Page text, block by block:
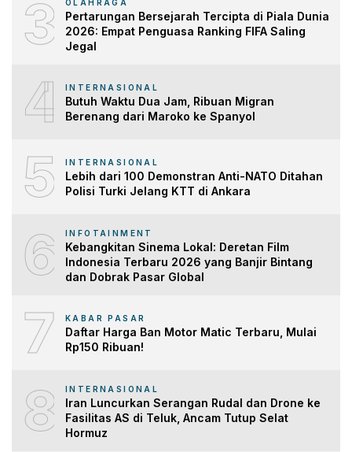
3 OLAHRAGA
Pertarungan Bersejarah Tercipta di Piala Dunia
2026: Empat Penguasa Ranking FIFA Saling
Jegal
4 INTERNASIONAL
Butuh Waktu Dua Jam, Ribuan Migran
Berenang dari Maroko ke Spanyol
5 INTERNASIONAL
Lebih dari 100 Demonstran Anti-NATO Ditahan
Polisi Turki Jelang KTT di Ankara
6 INFOTAINMENT
Kebangkitan Sinema Lokal: Deretan Film
Indonesia Terbaru 2026 yang Banjir Bintang
dan Dobrak Pasar Global
7 KABAR PASAR
Daftar Harga Ban Motor Matic Terbaru, Mulai
Rp150 Ribuan!
8 INTERNASIONAL
Iran Luncurkan Serangan Rudal dan Drone ke
Fasilitas AS di Teluk, Ancam Tutup Selat
Hormuz